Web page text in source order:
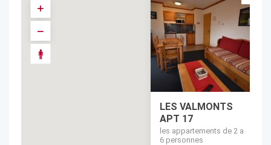
LES VALMONTS
APT 17
les appartements de 2 a
6 personnes